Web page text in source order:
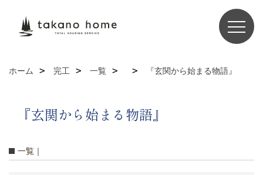
ホーム 完工 一覧 『玄関から始まる物語』
『玄関から始まる物語』
一覧｜